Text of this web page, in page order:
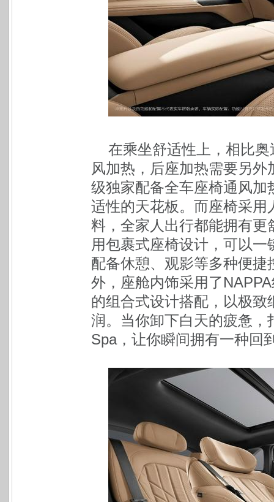
在乘坐舒适性上，相比
风加热，后座加热需要另
级独家配备全车座椅通风
适性的天花板。而座椅采
料，全家人出行都能拥有
用包裹式座椅设计，可以
配备休憩、观影等多种便
外，座舱内饰采用了
的组合式设计搭配，以极
润。当你卸下白天的疲惫
Spa，让你瞬间拥有一种回